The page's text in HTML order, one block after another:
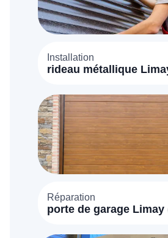
Installation
rideau métallique
Réparation
porte de garage Limay